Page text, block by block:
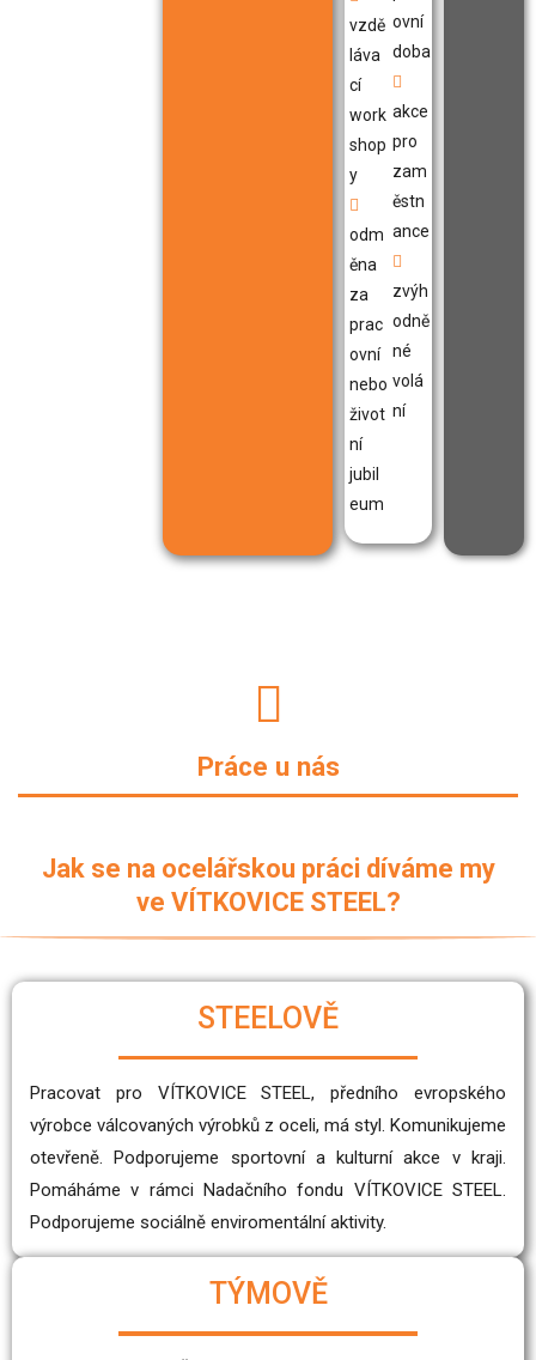
vzdě
láva
cí
work
shop
y
odm
ěna
za
prac
ovní
nebo
život
ní
jubil
eum
ovní
doba
akce
pro
zam
ěstn
ance
zvýh
odně
né
volá
ní
Práce u nás
Jak se na ocelářskou práci díváme my
ve VÍTKOVICE STEEL?
STEELOVĚ
Pracovat pro VÍTKOVICE STEEL, předního evropského
výrobce válcovaných výrobků z oceli, má styl. Komunikujeme
otevřeně. Podporujeme sportovní a kulturní akce v kraji.
Pomáháme v rámci Nadačního fondu VÍTKOVICE STEEL.
Podporujeme sociálně enviromentální aktivity.
TÝMOVĚ